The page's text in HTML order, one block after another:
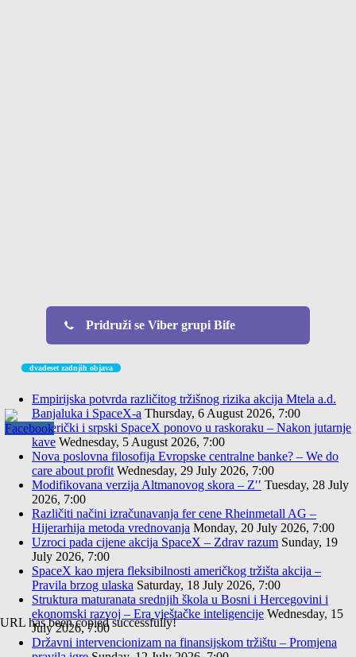
Pridruži se Viber grupi Bife
URL has been copied successfully!
dvadeset zadnjih objava
Empirijska potvrda različitog tržišnog rizika akcija Mtela a.d.
Banjaluka i SpaceX-a Thursday, 6 August 2026, 7:00
Američki i srpski SpaceX ponovo u raskoraku – Nakon jutarnje
kave Wednesday, 5 August 2026, 7:00
Nova poslovna filosofija Evropske centralne banke? – We do
care about profit Wednesday, 29 July 2026, 7:00
Modifikovana verzija Altmanovog skora – Z′′ Tuesday, 28 July
2026, 7:00
Različiti načini izračunavanja fer cene Rheinmetall AG –
Hijerarhija metoda vrednovanja Monday, 20 July 2026, 7:00
Uzroci pada cijene akcija SpaceX – Zdrav razum Sunday, 19
July 2026, 7:00
SpaceX kao mjera fleksibilnosti američkog tržišta akcija –
Pravila brzog ulaska Saturday, 18 July 2026, 7:00
Struktura maturanata srednjih škola u Bosni i Hercegovini i
ekonomski razvoj – Era vještačke inteligencije Wednesday, 15
July 2026, 7:00
Državni intervencionizam na finansijskom tržištu – Promjena